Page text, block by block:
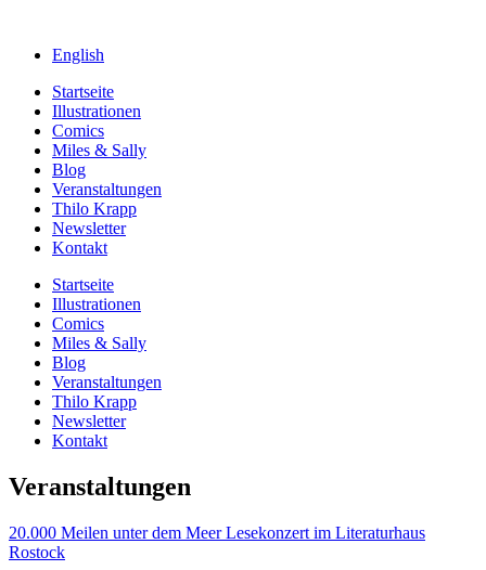
English
Startseite
Illustrationen
Comics
Miles & Sally
Blog
Veranstaltungen
Thilo Krapp
Newsletter
Kontakt
Startseite
Illustrationen
Comics
Miles & Sally
Blog
Veranstaltungen
Thilo Krapp
Newsletter
Kontakt
Veranstaltungen
20.000 Meilen unter dem Meer Lesekonzert im Literaturhaus
Rostock